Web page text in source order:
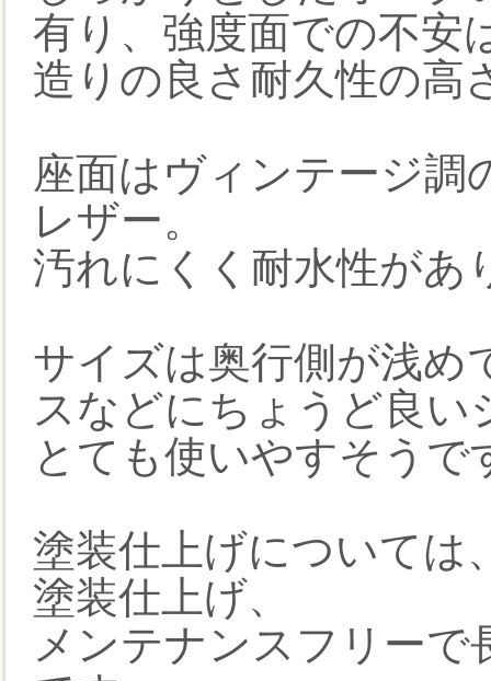
有り、強度面での不安
造りの良さ耐久性の高
座面はヴィンテージ調
レザー。
汚れにくく耐水性があ
サイズは奥行側が浅め
スなどにちょうど良い
とても使いやすそうで
塗装仕上げについては
塗装仕上げ、
メンテナンスフリー